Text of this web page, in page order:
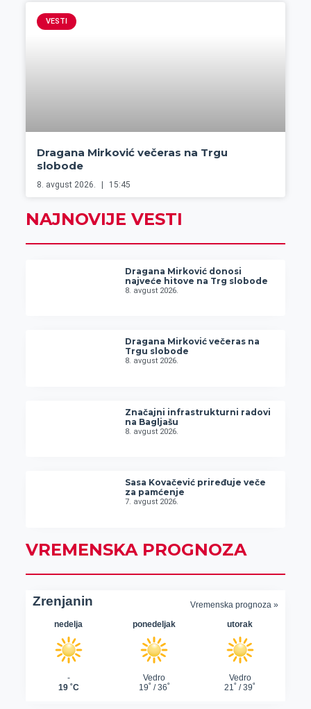
VESTI
Dragana Mirković večeras na Trgu
slobode
8. avgust 2026. 15:45
NAJNOVIJE VESTI
Dragana Mirković donosi
najveće hitove na Trg slobode
8. avgust 2026.
Dragana Mirković večeras na
Trgu slobode
8. avgust 2026.
Značajni infrastrukturni radovi
na Bagljašu
8. avgust 2026.
Sasa Kovačević priređuje veče
za pamćenje
7. avgust 2026.
VREMENSKA PROGNOZA